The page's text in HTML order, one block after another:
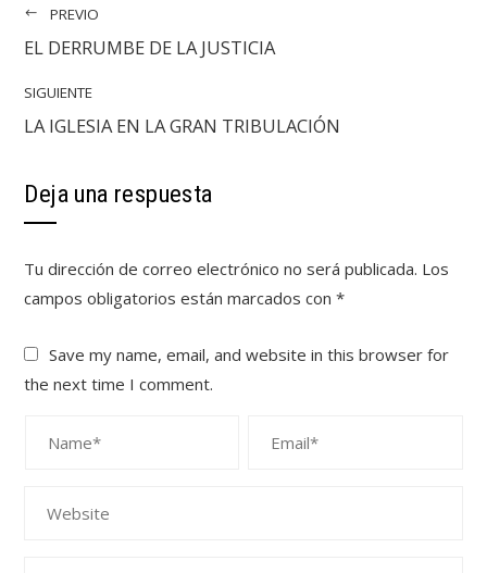
PREVIO
EL DERRUMBE DE LA JUSTICIA
SIGUIENTE
LA IGLESIA EN LA GRAN TRIBULACIÓN
Deja una respuesta
Tu dirección de correo electrónico no será publicada. Los
campos obligatorios están marcados con*
Save my name, email, and website in this browser for
the next time I comment.